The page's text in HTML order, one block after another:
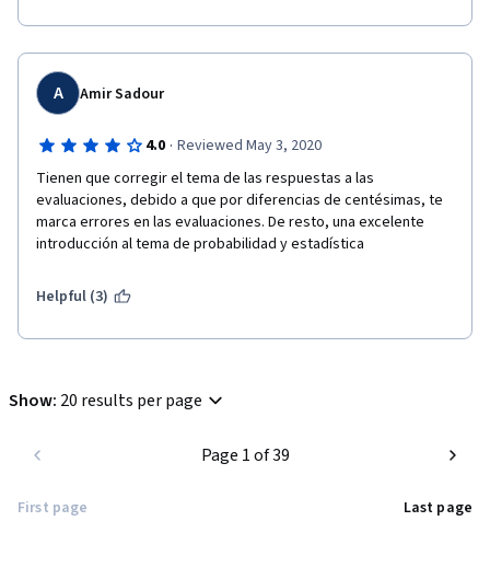
A Amir Sadour
4.0 · Reviewed May 3, 2020
Tienen que corregir el tema de las respuestas a las
evaluaciones, debido a que por diferencias de centésimas, te
marca errores en las evaluaciones. De resto, una excelente
introducción al tema de probabilidad y estadística
Helpful (3)
Show: 20 results per page
First page
Page 1 of 39
Last page